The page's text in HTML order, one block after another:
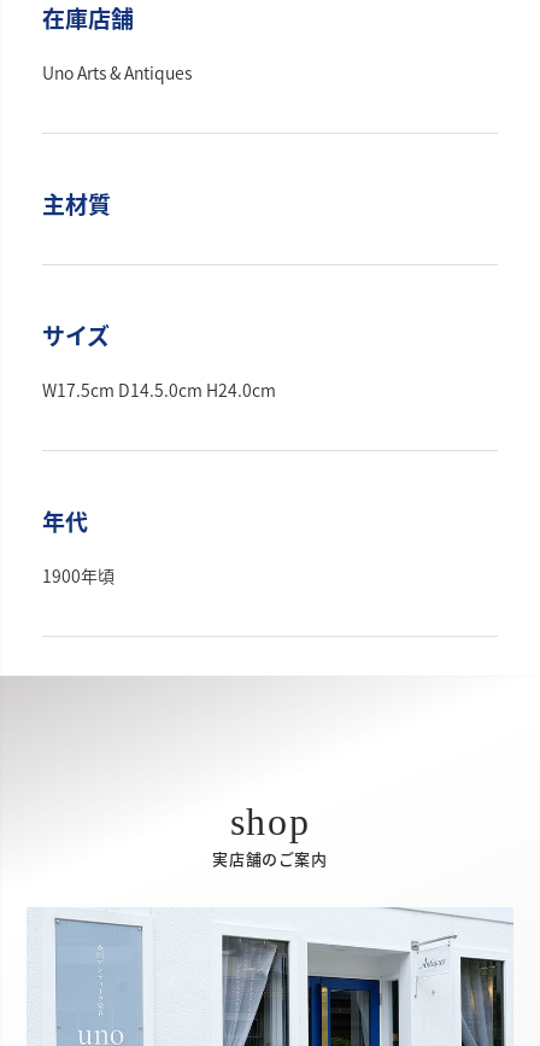
在庫店舗
Uno Arts & Antiques
主材質
サイズ
W17.5cm D14.5.0cm H24.0cm
年代
1900年頃
実店舗のご案内